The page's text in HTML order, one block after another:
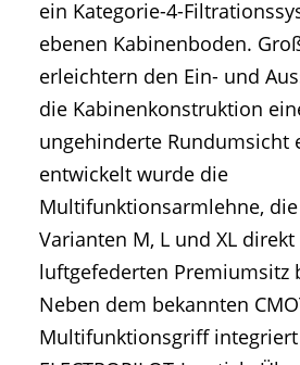
ein Kategorie-4-
ebenen Kabinenboden.
erleichtern den Ein- und
die Kabinenkonstruktion
ungehinderte Rundumsicht
entwickelt wurde die
Multifunktionsarmlehne,
Varianten M, L und XL direkt
luftgefederten Premiumsitz
Neben dem bekannten
Multifunktionsgriff